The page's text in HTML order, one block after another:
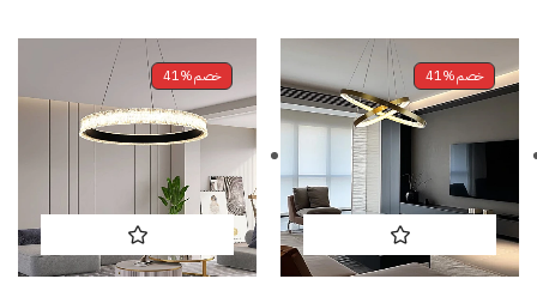
خصم41% خصم41%